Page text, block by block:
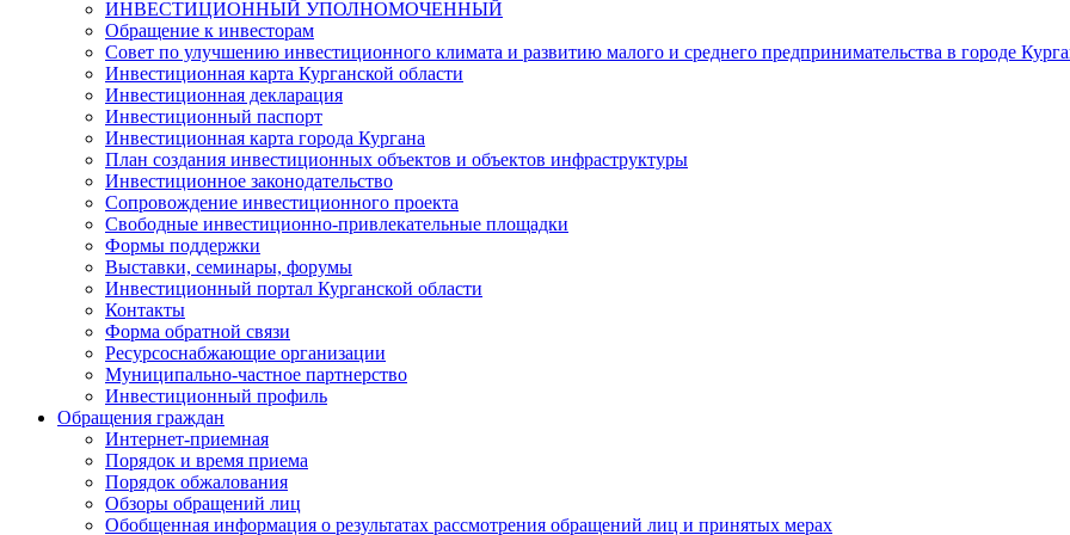
ИНВЕСТИЦИОННЫЙ УПОЛНОМОЧЕННЫЙ
Обращение к инвесторам
Совет по улучшению инвестиционного климата и развитию малого и среднего предпринимательства в городе
Инвестиционная карта Курганской области
Инвестиционная декларация
Инвестиционный паспорт
Инвестиционная карта города Кургана
План создания инвестиционных объектов и объектов инфраструктуры
Инвестиционное законодательство
Сопровождение инвестиционного проекта
Свободные инвестиционно-привлекательные площадки
Формы поддержки
Выставки, семинары, форумы
Инвестиционный портал Курганской области
Контакты
Форма обратной связи
Ресурсоснабжающие организации
Муниципально-частное партнерство
Инвестиционный профиль
Обращения граждан
Интернет-приемная
Порядок и время приема
Порядок обжалования
Обзоры обращений лиц
Обобщенная информация о результатах рассмотрения обращений лиц и принятых мерах